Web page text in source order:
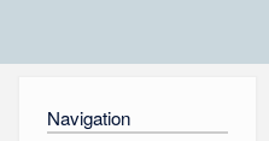
Navigation